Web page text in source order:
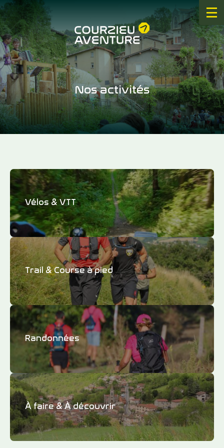
Nos activités
Vélos & VTT
Trail & Course à pied
Randonnées
À faire & À découvrir
La destination
Nos activités
Hébergements & Restauration
Infos pratiques
Actualités